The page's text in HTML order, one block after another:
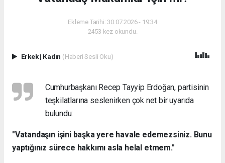
Ekleme Tarihi: 30.07.2026 - 19:34
2453 kez okundu.
Erkek| Kadın (Haberi Sesli Oku)
Cumhurbaşkanı Recep Tayyip Erdoğan, partisinin
teşkilatlarına seslenirken çok net bir uyarıda
bulundu:
"Vatandaşın işini başka yere havale edemezsiniz. Bunu
yaptığınız sürece hakkımı asla helal etmem."